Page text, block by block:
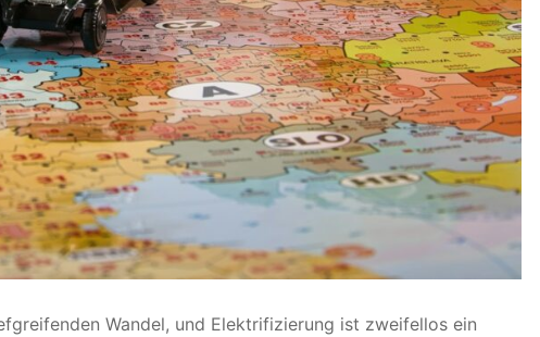
Wandel, und Elektrifizierung ist zweifellos ein